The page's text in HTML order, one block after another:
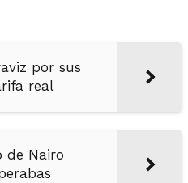
por sus
real
de Nairo